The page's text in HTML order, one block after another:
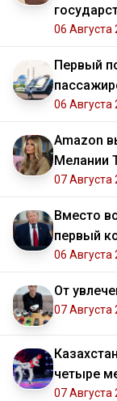
06 Августа
Первый
06 Августа
Amazon
Мелании
07 Августа
Вместо
первый
06 Августа
От
07 Августа
четыре
07 Августа